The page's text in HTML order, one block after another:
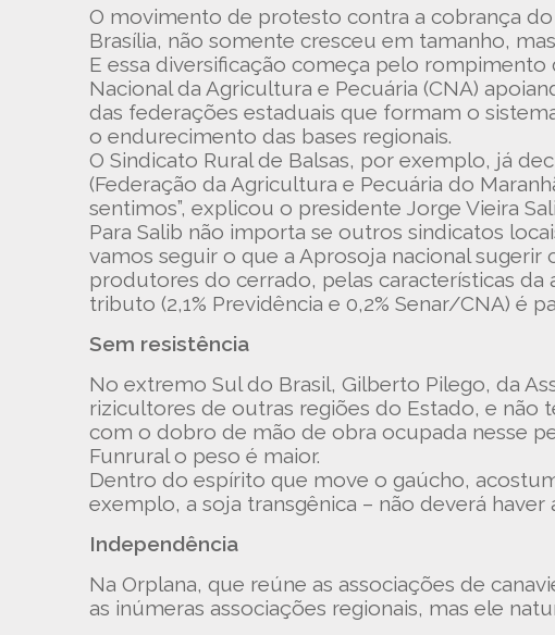
O movimento de protesto contra a cobrança
Brasília, não somente cresceu em tamanho,
E essa diversificação começa pelo
Nacional da Agricultura e Pecuária (CNA)
das federações estaduais que formam o
o endurecimento das bases regionais.
O Sindicato Rural de Balsas, por exemplo, já
(Federação da Agricultura e Pecuária do
sentimos”, explicou o presidente Jorge Vieira
Para Salib não importa se outros sindicatos
vamos seguir o que a Aprosoja nacional
produtores do cerrado, pelas características da
tributo (2,1% Previdência e 0,2% Senar/CNA) é
Sem resistência
No extremo Sul do Brasil, Gilberto Pilego, da
rizicultores de outras regiões do Estado, e não
com o dobro de mão de obra ocupada nesse
Funrural o peso é maior.
Dentro do espírito que move o gaúcho,
exemplo, a soja transgênica – não deverá
Independência
Na Orplana, que reúne as associações de
as inúmeras associações regionais, mas ele